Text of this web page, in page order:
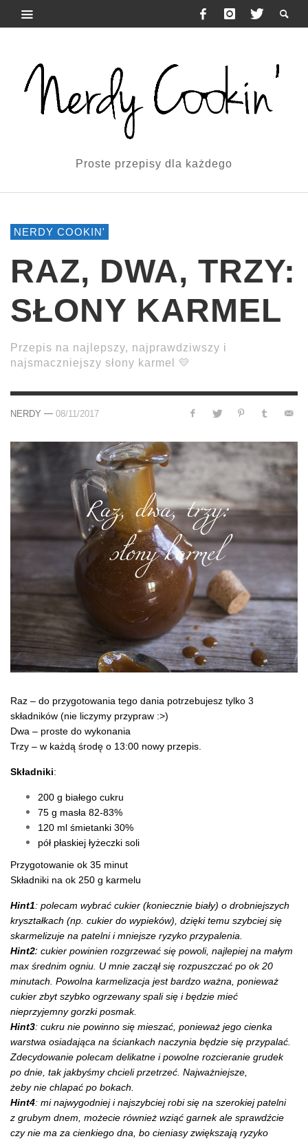
Proste przepisy dla każdego
NERDY COOKIN'
RAZ, DWA, TRZY:
SŁONY KARMEL
Przepis na najlepszy, najprawdziwszy i
najsmaczniejszy słony karmel 💛
NERDY — 08/11/2017
Raz – do przygotowania tego dania potrzebujesz tylko 3
składników (nie liczymy przypraw :>)
Dwa – proste do wykonania
Trzy – w każdą środę o 13:00 nowy przepis.
Składniki:
200 g białego cukru
75 g masła 82-83%
120 ml śmietanki 30%
pół płaskiej łyżeczki soli
Przygotowanie ok 35 minut
Składniki na ok 250 g karmelu
Hint1: polecam wybrać cukier (koniecznie biały) o drobniejszych
kryształkach (np. cukier do wypieków), dzięki temu szybciej się
skarmelizuje na patelni i mniejsze ryzyko przypalenia.
Hint2: cukier powinien rozgrzewać się powoli, najlepiej na małym
max średnim ogniu. U mnie zaczął się rozpuszczać po ok 20
minutach. Powolna karmelizacja jest bardzo ważna, ponieważ
cukier zbyt szybko ogrzewany spali się i będzie mieć
nieprzyjemny gorzki posmak.
Hint3: cukru nie powinno się mieszać, ponieważ jego cienka
warstwa osiadająca na ściankach naczynia będzie się przypalać.
Zdecydowanie polecam delikatne i powolne rozcieranie grudek
po dnie, tak jakbyśmy chcieli przetrzeć. Najważniejsze,
żeby nie chlapać po bokach.
Hint4: mi najwygodniej i najszybciej robi się na szerokiej patelni
z grubym dnem, możecie również wziąć garnek ale sprawdźcie
czy nie ma za cienkiego dna, bo cieniasy zwiększają ryzyko